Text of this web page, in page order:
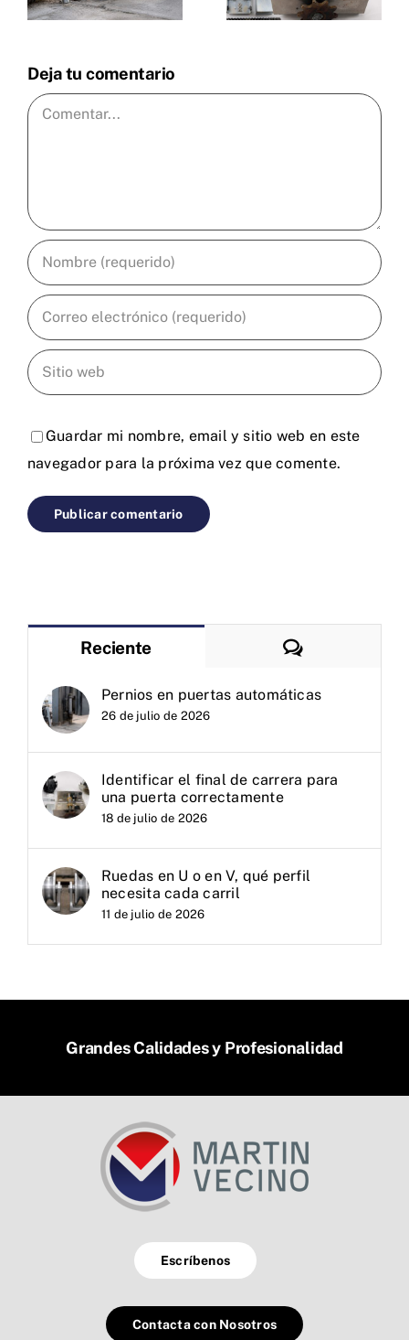
Deja tu comentario
Comentar
Guardar mi nombre, email y sitio web en este
navegador para la próxima vez que comente.
Reciente Comentarios
Pernios en puertas automáticas
26 de julio de 2026
Identificar el final de carrera para
una puerta correctamente
18 de julio de 2026
Ruedas en U o en V, qué perfil
necesita cada carril
11 de julio de 2026
Grandes Calidades y Profesionalidad
Escríbenos
Contacta con Nosotros